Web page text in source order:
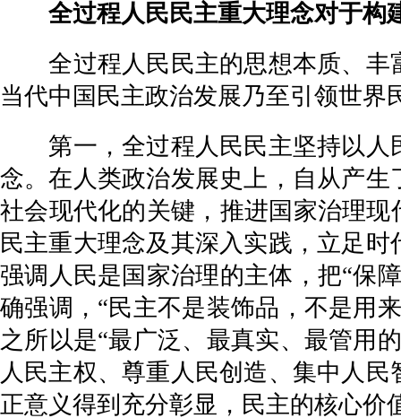
全过程人民民主重大理念对于构
全过程人民民主的思想本质、丰
当代中国民主政治发展乃至引领世
第一，全过程人民民主坚持以人
念。在人类政治发展史上，自从产
社会现代化的关键，推进国家治理
民主重大理念及其深入实践，立足
强调人民是国家治理的主体，把“保
确强调，“民主不是装饰品，不是用
之所以是“最广泛、最真实、最管用
人民主权、尊重人民创造、集中人
正意义得到充分彰显，民主的核心价